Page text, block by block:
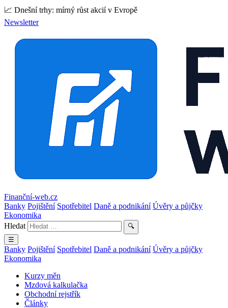
📈 Dnešní trhy: mírný růst akcií v Evropě
Newsletter
Finanční-web.cz
Banky Pojištění Spotřebitel Daně a podnikání Úvěry a půjčky
Ekonomika
Hledat
🔍
☰
Banky Pojištění Spotřebitel Daně a podnikání Úvěry a půjčky
Ekonomika
Kurzy měn
Mzdová kalkulačka
Obchodní rejstřík
Články